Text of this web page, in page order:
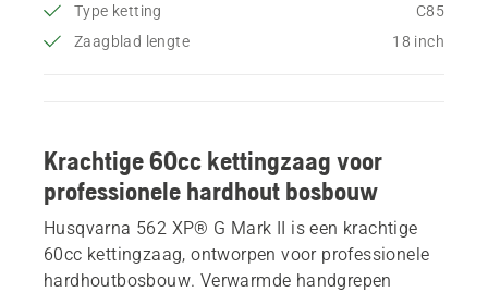
Type ketting
C85
Zaagblad lengte
18 inch
Krachtige 60cc kettingzaag voor
professionele hardhout bosbouw
Husqvarna 562 XP® G Mark II is een krachtige
60cc kettingzaag, ontworpen voor professionele
hardhoutbosbouw. Verwarmde handgrepen